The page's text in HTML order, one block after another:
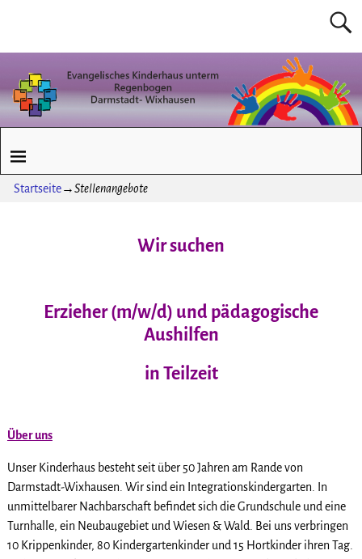
Startseite→Stellenangebote
Wir suchen
Erzieher (m/w/d) und pädagogische
Aushilfen
in Teilzeit
Über uns
Unser Kinderhaus besteht seit über 50 Jahren am Rande von
Darmstadt-Wixhausen. Wir sind ein Integrationskindergarten. In
unmittelbarer Nachbarschaft befindet sich die Grundschule und eine
Turnhalle, ein Neubaugebiet und Wiesen & Wald. Bei uns verbringen
10 Krippenkinder, 80 Kindergartenkinder und 15 Hortkinder ihren Tag.